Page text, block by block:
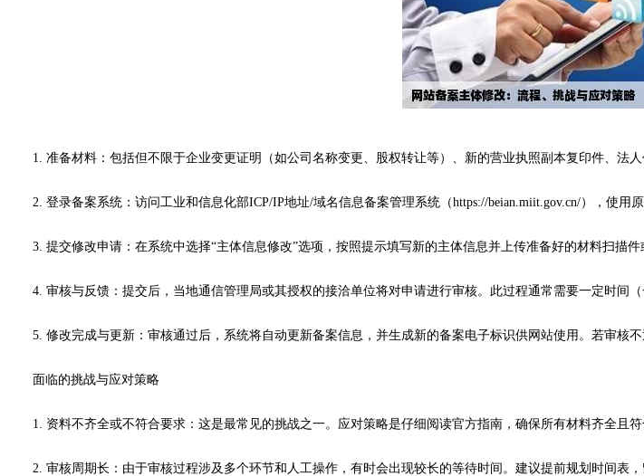
1. 准备材料：包括但不限于企业变更证明（如公司名称变更、股权转让等）、新的营业执照副本复印件、法
2. 登录备案系统：访问工业和信息化部ICP/IP地址/域名信息备案管理系统（https://beian.miit.gov.cn/），使用
3. 提交修改申请：在系统中选择“主体信息修改”选项，按照提示填写新的主体信息并上传准备好的材料扫描
4. 审核与反馈：提交后，当地通信管理局或其授权的接洽单位将对申请进行审核。此过程通常需要一定时间
5. 修改完成与更新：审核通过后，系统将自动更新备案信息，并生成新的备案电子标识供网站使用。若审核
面临的挑战与应对策略
1. 资料不齐全或不符合要求：这是最常见的挑战之一。应对策略是仔细阅读官方指南，确保所有材料齐全且
2. 审核周期长：由于审核过程涉及多个环节和人工操作，有时会出现较长的等待时间。建议提前规划时间表